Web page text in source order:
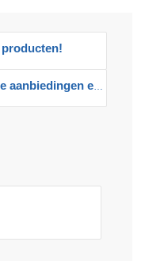
en advies